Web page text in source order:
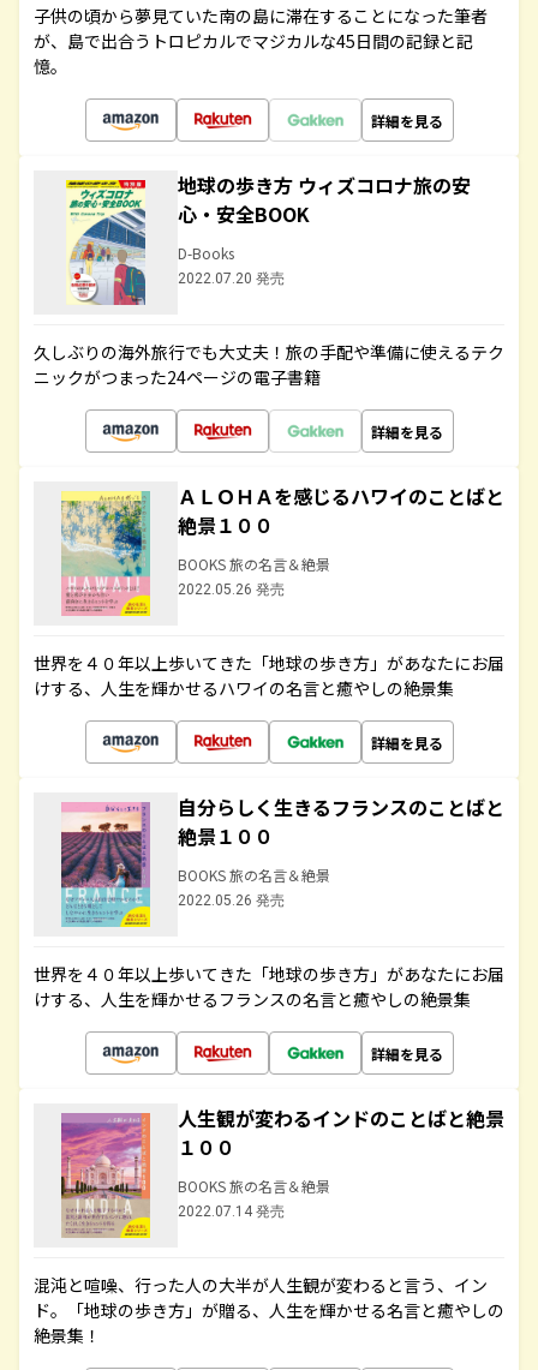
子供の頃から夢見ていた南の島に滞在することになった筆者
が、島で出合うトロピカルでマジカルな45日間の記録と記
憶。
詳細を見る
地球の歩き方 ウィズコロナ旅の安
心・安全BOOK
D-Books
2022.07.20 発売
久しぶりの海外旅行でも大丈夫！旅の手配や準備に使えるテク
ニックがつまった24ページの電子書籍
詳細を見る
ＡＬＯＨＡを感じるハワイのことばと
絶景１００
BOOKS 旅の名言＆絶景
2022.05.26 発売
世界を４０年以上歩いてきた「地球の歩き方」があなたにお届
けする、人生を輝かせるハワイの名言と癒やしの絶景集
詳細を見る
自分らしく生きるフランスのことばと
絶景１００
BOOKS 旅の名言＆絶景
2022.05.26 発売
世界を４０年以上歩いてきた「地球の歩き方」があなたにお届
けする、人生を輝かせるフランスの名言と癒やしの絶景集
詳細を見る
人生観が変わるインドのことばと絶景
１００
BOOKS 旅の名言＆絶景
2022.07.14 発売
混沌と喧噪、行った人の大半が人生観が変わると言う、イン
ド。「地球の歩き方」が贈る、人生を輝かせる名言と癒やしの
絶景集！